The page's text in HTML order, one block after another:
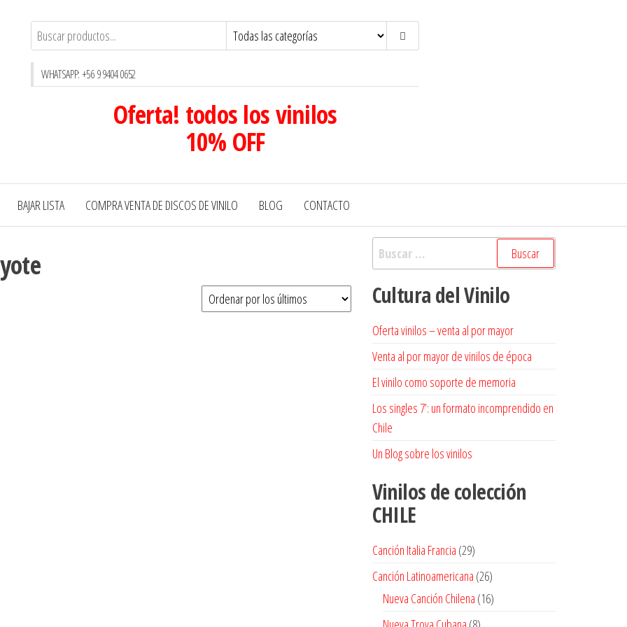
WHATSAPP: +56 9 9404 0652
Oferta! todos los vinilos
10% OFF
BAJAR LISTA COMPRA VENTA DE DISCOS DE VINILO BLOG CONTACTO
Buscar:
Cultura del Vinilo
Oferta vinilos – venta al por mayor
Venta al por mayor de vinilos de época
El vinilo como soporte de memoria
Los singles 7’: un formato incomprendido en
Chile
Un Blog sobre los vinilos
Vinilos de colección
CHILE
Canción Italia Francia 2929
productos
Canción Latinoamericana 2626
productos
Nueva Canción Chilena 1616
8